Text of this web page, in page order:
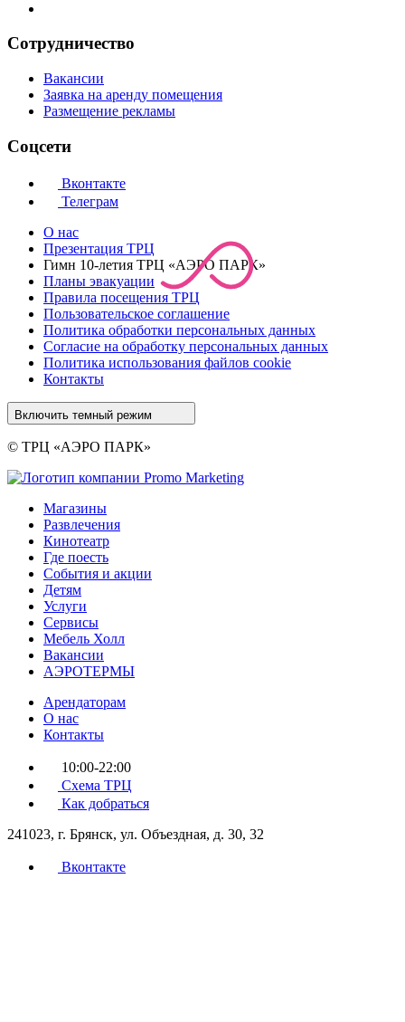
Сотрудничество
Вакансии
Заявка на аренду помещения
Размещение рекламы
Соцсети
Вконтакте
Телеграм
О нас
Презентация ТРЦ
Гимн 10-летия ТРЦ «АЭРО ПАРК»
Планы эвакуации
Правила посещения ТРЦ
Пользовательское соглашение
Политика обработки персональных данных
Cогласие на обработку персональных данных
Политика использования файлов cookie
Контакты
Включить темный режим
© ТРЦ «АЭРО ПАРК»
Магазины
Развлечения
Кинотеатр
Где поесть
События и акции
Детям
Услуги
Сервисы
Мебель Холл
Вакансии
АЭРОТЕРМЫ
Арендаторам
О нас
Контакты
10:00-22:00
Схема ТРЦ
Как добраться
241023, г. Брянск, ул. Объездная, д. 30, 32
Вконтакте